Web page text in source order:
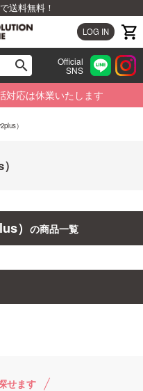
送料無料！
LOG IN
search Official
SNS
対応は休業いたします
）
） の商品一覧
せます